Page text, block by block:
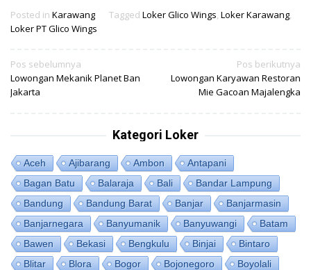
Posted in Karawang Tagged Loker Glico Wings Loker Karawang
Loker PT Glico Wings
Navigasi
pos
Pos sebelumnya
Lowongan Mekanik Planet Ban
Jakarta
Pos berikutnya
Lowongan Karyawan Restoran
Mie Gacoan Majalengka
Kategori Loker
Aceh Ajibarang Ambon
Antapani
Bagan Batu
Balaraja Bali
Bandar Lampung
Bandung
Bandung Barat Banjar
Banjarmasin
Banjarnegara
Banyumanik Banyuwangi
Batam
Bawen
Bekasi Bengkulu Binjai
Bintaro
Blitar
Blora Bogor Bojonegoro
Boyolali